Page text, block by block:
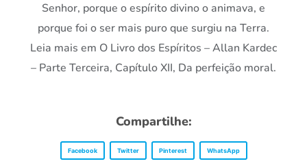
Senhor, porque o espírito divino o animava, e
porque foi o ser mais puro que surgiu na Terra.
Leia mais em O Livro dos Espíritos – Allan Kardec
– Parte Terceira, Capítulo XII, Da perfeição moral.
Compartilhe:
Facebook Twitter Pinterest WhatsApp